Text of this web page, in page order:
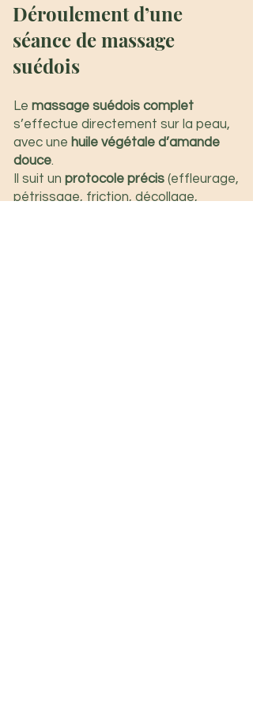
Déroulement d’une
séance de massage
suédois
Le massage suédois complet
s’effectue directement sur la peau,
avec une huile végétale d’amande
douce.
Il suit un protocole précis (effleurage,
pétrissage, friction, décollage,